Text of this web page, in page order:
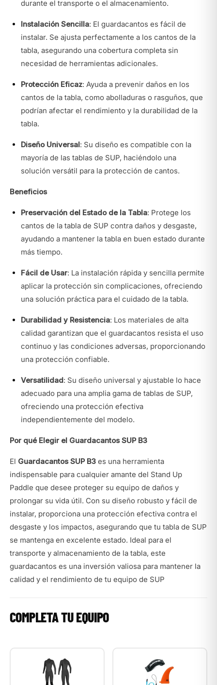
durante el transporte o el almacenamiento.
Instalación Sencilla: El guardacantos es fácil de
instalar. Se ajusta perfectamente a los cantos de la
tabla, asegurando una cobertura completa sin
necesidad de herramientas adicionales.
Protección Eficaz: Ayuda a prevenir daños en los
cantos de la tabla, como abolladuras o rasguños, que
podrían afectar el rendimiento y la durabilidad de la
tabla.
Diseño Universal: Su diseño es compatible con la
mayoría de las tablas de SUP, haciéndolo una
solución versátil para la protección de cantos.
Beneficios
Preservación del Estado de la Tabla: Protege los
cantos de la tabla de SUP contra daños y desgaste,
ayudando a mantener la tabla en buen estado durante
más tiempo.
Fácil de Usar: La instalación rápida y sencilla permite
aplicar la protección sin complicaciones, ofreciendo
una solución práctica para el cuidado de la tabla.
Durabilidad y Resistencia: Los materiales de alta
calidad garantizan que el guardacantos resista el uso
continuo y las condiciones adversas, proporcionando
una protección confiable.
Versatilidad: Su diseño universal y ajustable lo hace
adecuado para una amplia gama de tablas de SUP,
ofreciendo una protección efectiva
independientemente del modelo.
Por qué Elegir el Guardacantos SUP B3
El Guardacantos SUP B3 es una herramienta
indispensable para cualquier amante del Stand Up
Paddle que desee proteger su equipo de daños y
prolongar su vida útil. Con su diseño robusto y fácil de
instalar, proporciona una protección efectiva contra el
desgaste y los impactos, asegurando que tu tabla de SUP
se mantenga en excelente estado. Ideal para el
transporte y almacenamiento de la tabla, este
guardacantos es una inversión valiosa para mantener la
calidad y el rendimiento de tu equipo de SUP
COMPLETA TU EQUIPO